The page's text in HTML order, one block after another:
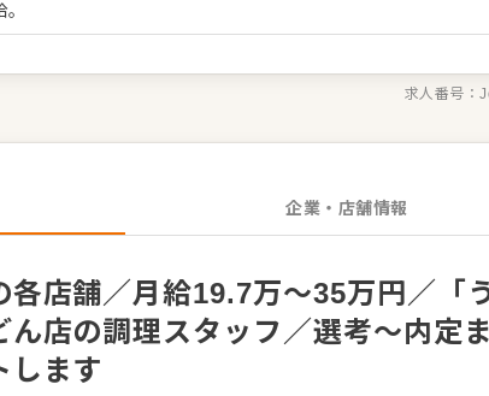
求人番号：
企業・店舗情報
各店舗／月給19.7万～35万円／「
店の調理スタッフ／選考～内定ま
します